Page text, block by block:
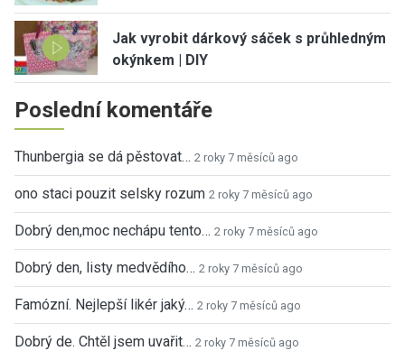
Jak vyrobit dárkový sáček s průhledným
okýnkem | DIY
Poslední komentáře
Thunbergia se dá pěstovat… 2 roky 7 měsíců ago
ono staci pouzit selsky rozum 2 roky 7 měsíců ago
Dobrý den,moc nechápu tento… 2 roky 7 měsíců ago
Dobrý den, listy medvědího… 2 roky 7 měsíců ago
Famózní. Nejlepší likér jaký… 2 roky 7 měsíců ago
Dobrý de. Chtěl jsem uvařit… 2 roky 7 měsíců ago